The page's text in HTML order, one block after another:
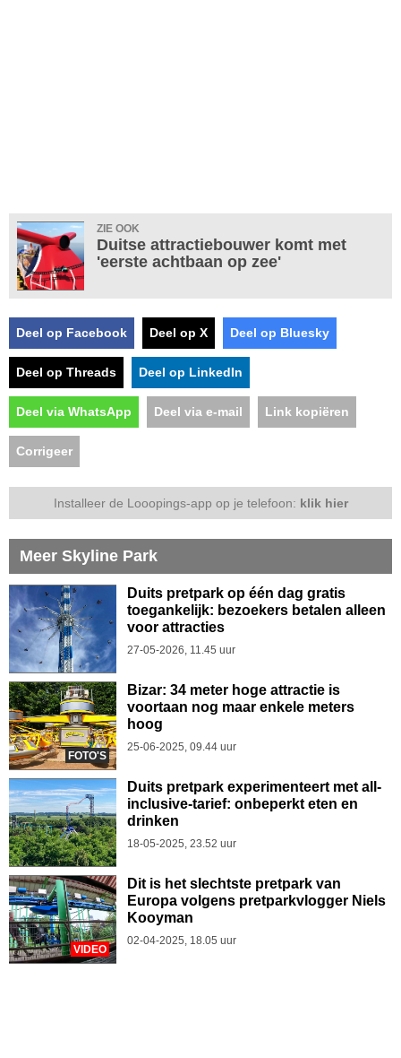
ZIE OOK
Duitse attractiebouwer komt met
'eerste achtbaan op zee'
Deel op Facebook Deel op X Deel op Bluesky
Deel op Threads Deel op LinkedIn
Deel via WhatsApp Deel via e-mail Link kopiëren
Corrigeer
Installeer de Looopings-app op je telefoon: klik hier
Meer Skyline Park
Duits pretpark op één dag gratis
toegankelijk: bezoekers betalen alleen
voor attracties
27-05-2026, 11.45 uur
FOTO'S
Bizar: 34 meter hoge attractie is
voortaan nog maar enkele meters
hoog
25-06-2025, 09.44 uur
Duits pretpark experimenteert met all-
inclusive-tarief: onbeperkt eten en
drinken
18-05-2025, 23.52 uur
VIDEO
Dit is het slechtste pretpark van
Europa volgens pretparkvlogger Niels
Kooyman
02-04-2025, 18.05 uur